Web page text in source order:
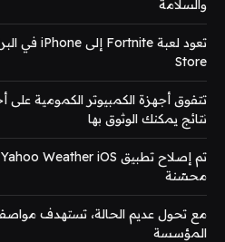
والسلامة
Store
تتفوق أجهزة الكمبيوتر الكمومية على
نتائج يمكنك الوثوق بها
محسّنة
المؤسسة